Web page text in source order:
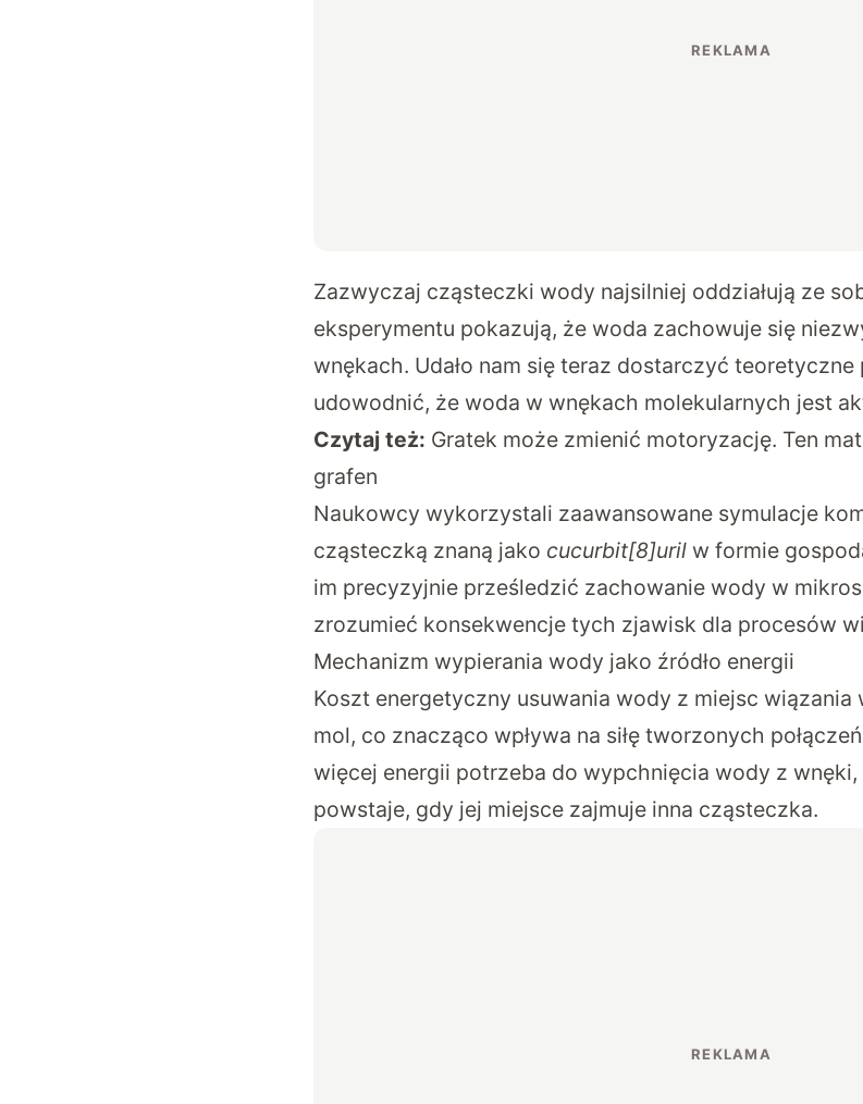
Zazwyczaj cząsteczki wody najsilniej oddziałują ze
eksperymentu pokazują, że woda zachowuje się
wnękach. Udało nam się teraz dostarczyć
udowodnić, że woda w wnękach molekularnych jest
Czytaj też: Gratek może zmienić motoryzację. Ten
grafen
Naukowcy wykorzystali zaawansowane symulacje
cząsteczką znaną jako cucurbit[8]uril w formie
im precyzyjnie prześledzić zachowanie wody w
zrozumieć konsekwencje tych zjawisk dla procesów
Mechanizm wypierania wody jako źródło energii
Koszt energetyczny usuwania wody z miejsc wiązania
mol, co znacząco wpływa na siłę tworzonych
więcej energii potrzeba do wypchnięcia wody z
powstaje, gdy jej miejsce zajmuje inna cząsteczka.